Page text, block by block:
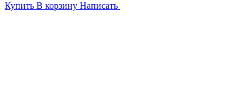
Купить В корзину Написать